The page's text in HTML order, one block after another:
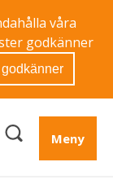
våra
godkänner
Meny